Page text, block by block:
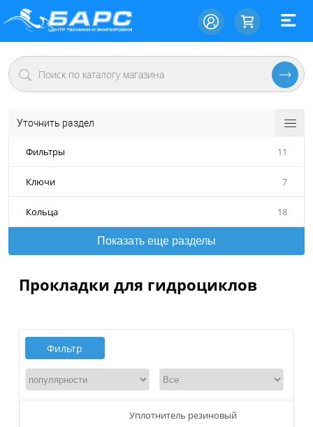
Уточнить раздел
Фильтры 11
Ключи 7
Кольца 18
Показать еще разделы
Прокладки для гидроциклов
Фильтр
Уплотнитель резиновый